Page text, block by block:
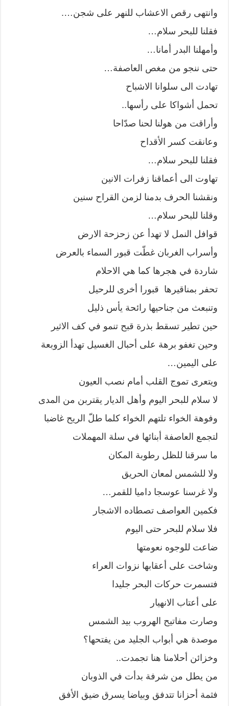
وانتهى رقص الاعشاب للنهر على شجن….
فقلنا للبحر سلام…
وأمهلنا البدر أمانا…
حتى ننجو من مغص العاصفة…
تهادت الى سلوانا الاشباح
تحمل أشواكا على رأسها..
وأراقت من هولنا لحنا صدّاحا
وعانقت كسر الأقداح
فقلنا للبحر سلام…
تهاوت الى أعماقنا زفرات الانين
ونقشنا الحرف بدمنا لزمن القراح سنين
وقلنا للبحر سلام…
قوافل النمل لا تهدأ عن زحزحة الارض
وأسراب الغربان غطّت قبور السماء بالعرض
شاردة في هجرها كما هي الاحلام
تحفر بمناقيرها قبورا أخرى للرحيل
وتنبعث من جناحيها رائحة يأس ذليل
حين تطير تسقط بذرة قبح تنمو في كف الاثير
وحين تغفو برهة على أحبال الغسيل تهدأ الزوبعة
على اليمين…
ويتعرى تموج القلب أمام نصب العيون
لا سلام للبحر اليوم وأهل الديار يقتربن من المدى
وفوهة الخواء تلتهم الخواء كلما طلّ الريح غاضبا
لتجمع العاصفة أبنائها في سلة المهملات
ما سرقنا للظل رطوبة المكان
ولا للشمس لمعان الحريق
ولا غرسنا عوسجا داميا للقمر…
فكمين العواصف تصطاده الاشجار
فلا سلام للبحر حتى اليوم
ضاعت للوجوه نعومتها
وشاخت على أعقابها نزوات العراء
فتسمرت حركات البحر جليدا
على أعتاب الانهيار
وصارت مفاتيح الهروب بيد الشمس
موصدة هي أبواب الجليد من يفتحها؟
وخزائن أحلامنا هنا تجمدت..
من يطل من شرفة بدأت في الذوبان
فثمة أحزانا تتدفق وبياضا يسرق ضيق الأفق